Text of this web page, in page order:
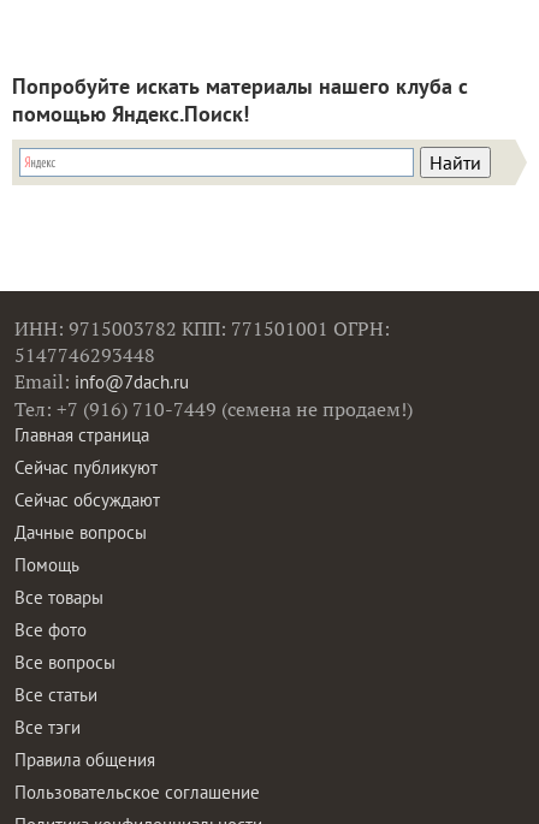
Попробуйте искать материалы нашего клуба с
помощью Яндекс.Поиск!
ИНН: 9715003782 КПП: 771501001 ОГРН:
5147746293448
Email: info@7dach.ru
Тел: +7 (916) 710-7449 (семена не продаем!)
Главная страница
Сейчас публикуют
Сейчас обсуждают
Дачные вопросы
Помощь
Все товары
Все фото
Все вопросы
Все статьи
Все тэги
Правила общения
Пользовательское соглашение